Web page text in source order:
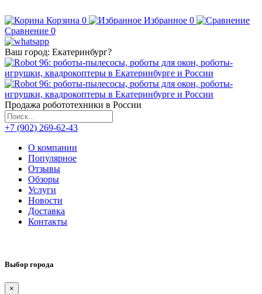
Корзина 0 Избранное 0
Сравнение 0
Ваш город: Екатеринбург?
Продажа робототехники в России
+7 (902) 269-62-43
О компании
Популярное
Отзывы
Обзоры
Услуги
Новости
Доставка
Контакты
Выбор города
×